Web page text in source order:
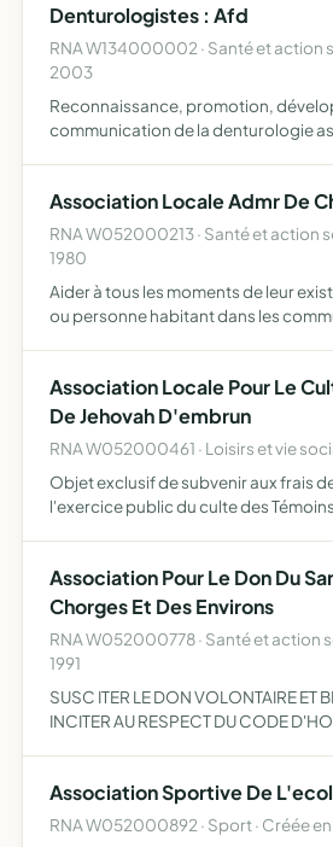
Denturologistes : Afd
RNA W134000002 · Santé et action
2003
Reconnaissance, promotion,
communication de la denturologie
Association Locale Admr De
RNA W052000213 · Santé et action
1980
Aider à tous les moments de leur
ou personne habitant dans les
Association Locale Pour Le
De Jehovah D'embrun
RNA W052000461 · Loisirs et vie
Objet exclusif de subvenir aux frais
l'exercice public du culte des
Association Pour Le Don Du
Chorges Et Des Environs
RNA W052000778 · Santé et action
1991
SUSC ITER LE DON VOLONTAIRE ET
INCITER AU RESPECT DU CODE
Association Sportive De
RNA W052000892 · Sport · Créée en